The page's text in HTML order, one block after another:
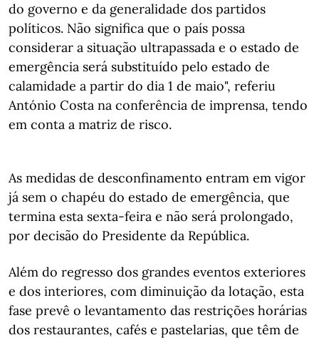
do governo e da generalidade dos partidos
políticos. Não significa que o país possa
considerar a situação ultrapassada e o estado de
emergência será substituído pelo estado de
calamidade a partir do dia 1 de maio", referiu
António Costa na conferência de imprensa, tendo
em conta a matriz de risco.
As medidas de desconfinamento entram em vigor
já sem o chapéu do estado de emergência, que
termina esta sexta-feira e não será prolongado,
por decisão do Presidente da República.
Além do regresso dos grandes eventos exteriores
e dos interiores, com diminuição da lotação, esta
fase prevê o levantamento das restrições horárias
dos restaurantes, cafés e pastelarias, que têm de